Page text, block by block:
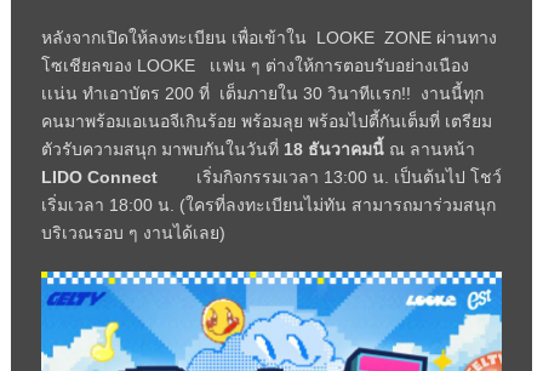
หลังจากเปิดให้ลงทะเบียน เพื่อเข้าใน LOOKE ZONE ผ่านทาง
โซเชียลของ LOOKE เเฟน ๆ ต่างให้การตอบรับอย่างเนือง
เเน่น ทำเอาบัตร 200 ที่ เต็มภายใน 30 วินาทีเเรก!! งานนี้ทุก
คนมาพร้อมเอเนอจีเกินร้อย พร้อมลุย พร้อมไปตี้กันเต็มที่ เตรียม
ตัวรับความสนุก มาพบกันในวันที่ 18ธันวาคมนี้ณ ลานหน้า
LIDO Connectเริ่มกิจกรรมเวลา 13:00 น. เป็นต้นไป โชว์
เริ่มเวลา 18:00 น. (ใครที่ลงทะเบียนไม่ทัน สามารถมาร่วมสนุก
บริเวณรอบ ๆ งานได้เลย)